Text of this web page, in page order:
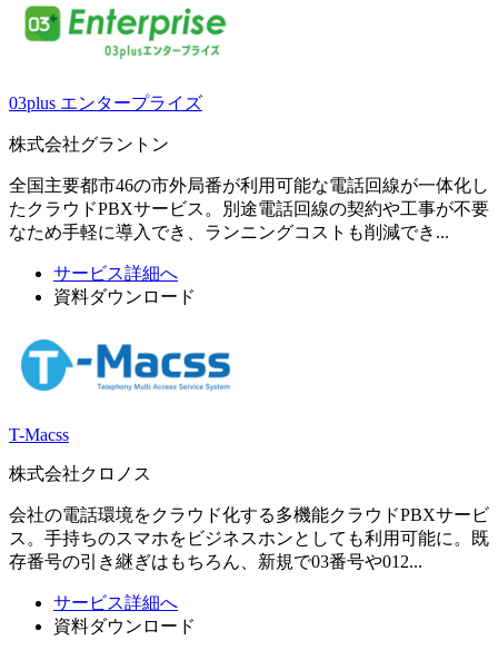
03plus エンタープライズ
株式会社グラントン
全国主要都市46の市外局番が利用可能な電話回線が一体化し
たクラウドPBXサービス。別途電話回線の契約や工事が不要
なため手軽に導入でき、ランニングコストも削減でき...
サービス詳細へ
資料ダウンロード
T-Macss
株式会社クロノス
会社の電話環境をクラウド化する多機能クラウドPBXサービ
ス。手持ちのスマホをビジネスホンとしても利用可能に。既
存番号の引き継ぎはもちろん、新規で03番号や012...
サービス詳細へ
資料ダウンロード